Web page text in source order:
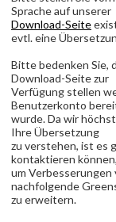
Sprache auf unserer
Download-Seite
evtl. eine
Bitte bedenken Sie,
Download-Seite zur
Verfügung stellen
Benutzerkonto
wurde. Da wir
Ihre Übersetzung
zu verstehen, ist es
kontaktieren können,
um
nachfolgende
zu erweitern.